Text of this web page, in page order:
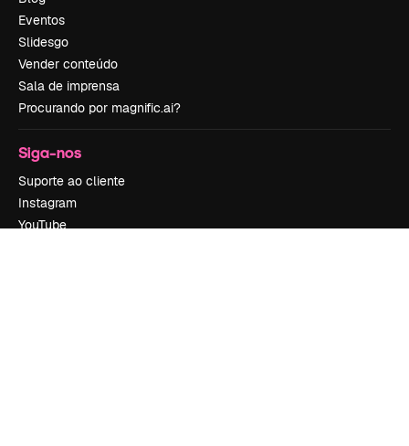
Eventos
Slidesgo
Vender conteúdo
Sala de imprensa
Procurando por magnific.ai?
Siga-nos
Suporte ao cliente
Instagram
YouTube